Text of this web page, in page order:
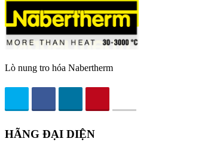
Lò nung tro hóa Nabertherm
HÃNG ĐẠI DIỆN